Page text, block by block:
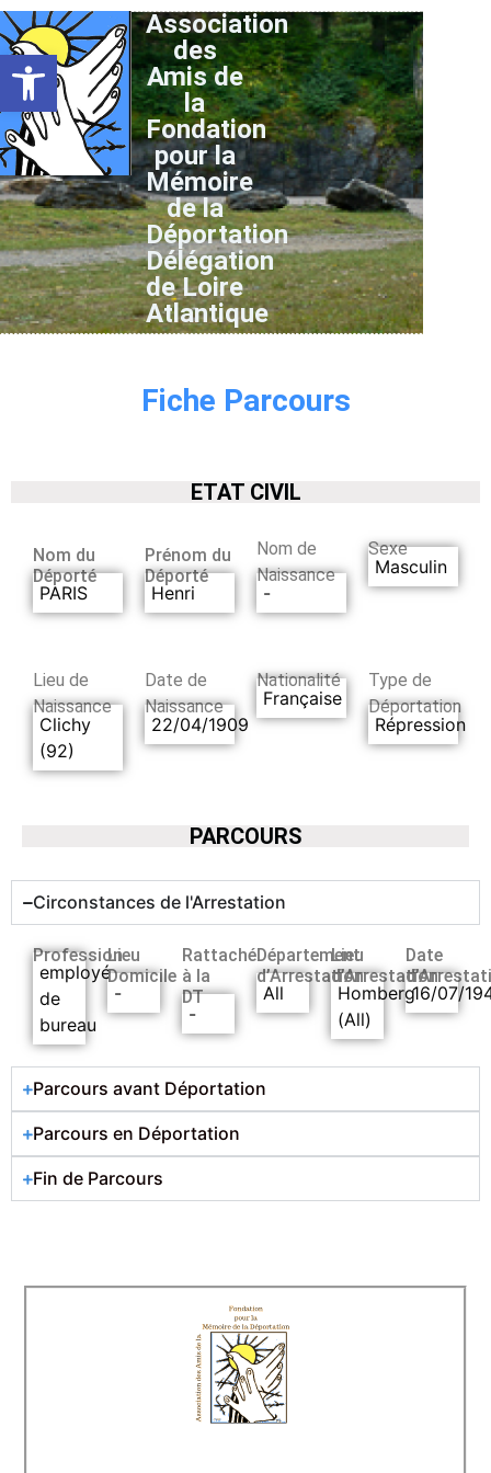
Ouvrir la barre d’outils
Association
des
Amis de
la
Fondation
pour la
Mémoire
de la
Déportation
Délégation
de Loire
Atlantique
Fiche Parcours
ETAT CIVIL
Nom du
Déporté
PARIS
Prénom du
Déporté
Henri
Nom de
Naissance
-
Sexe
Masculin
Lieu de
Naissance
Clichy
(92)
Date de
Naissance
22/04/1909
Nationalité
Française
Type de
Déportation
Répression
PARCOURS
Circonstances de l'Arrestation
Profession
employé
de
bureau
Lieu
Domicile
-
Rattaché
à la
DT
-
Département
d’Arrestation
All
Lieu
d’Arrestation
Homberg
(All)
Date
16/07/
Parcours avant Déportation
Parcours en Déportation
Fin de Parcours